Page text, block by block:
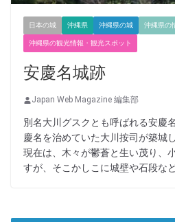
日本の城 沖縄県 沖縄県の城 沖縄県の
沖縄県の観光情報・観光スポット
安慶名城跡
Japan Web Magazine 編集部
別名大川グスクとも呼ばれる安慶
慶名を治めていた大川按司が築城
現在は、木々が鬱蒼と生い茂り、
すが、そこかしこに城壁や石段な